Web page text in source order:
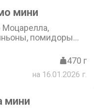
мини
помидоры
470 г
на 16.01.2026 г.
мини